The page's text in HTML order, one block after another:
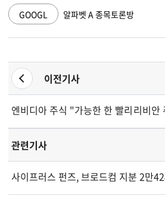
GOOGL 알파벳 A 종목토론방
이전기사
엔비디아 주식 "가능한 한 빨리 매도하
리비안
관련기사
사이프러스 펀즈, 브로드컴 지분 2만